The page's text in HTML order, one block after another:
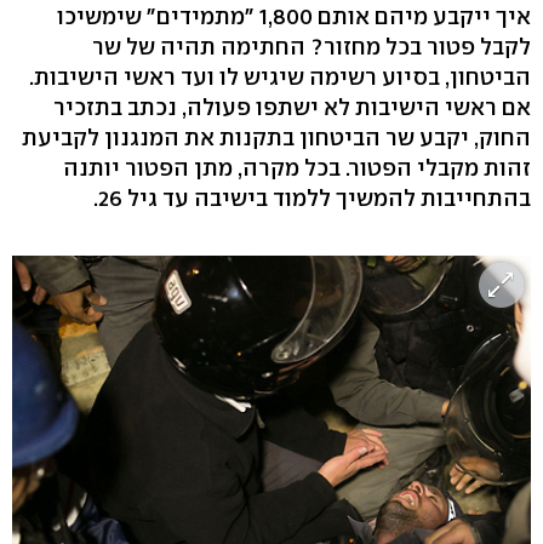
איך ייקבע מיהם אותם 1,800 "מתמידים" שימשיכו
לקבל פטור בכל מחזור? החתימה תהיה של שר
הביטחון, בסיוע רשימה שיגיש לו ועד ראשי הישיבות.
אם ראשי הישיבות לא ישתפו פעולה, נכתב בתזכיר
החוק, יקבע שר הביטחון בתקנות את המנגנון לקביעת
זהות מקבלי הפטור. בכל מקרה, מתן הפטור יותנה
בהתחייבות להמשיך ללמוד בישיבה עד גיל 26.